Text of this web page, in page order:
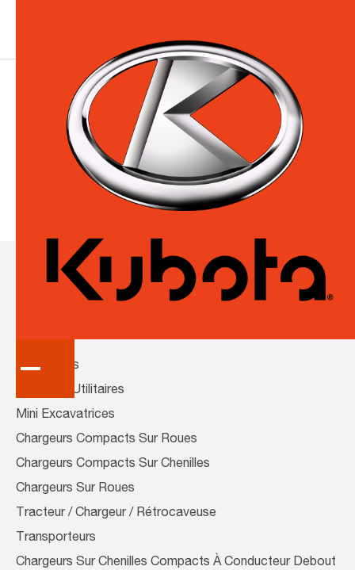
CRON UPDATE PRODUCT
Tondeuses
Véhicules Utilitaires
Mini Excavatrices
Chargeurs Compacts Sur Roues
Chargeurs Compacts Sur Chenilles
Chargeurs Sur Roues
Tracteur / Chargeur / Rétrocaveuse
Transporteurs
Chargeurs Sur Chenilles Compacts À Conducteur Debout